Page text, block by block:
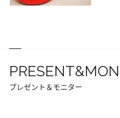
プレゼント＆モニター